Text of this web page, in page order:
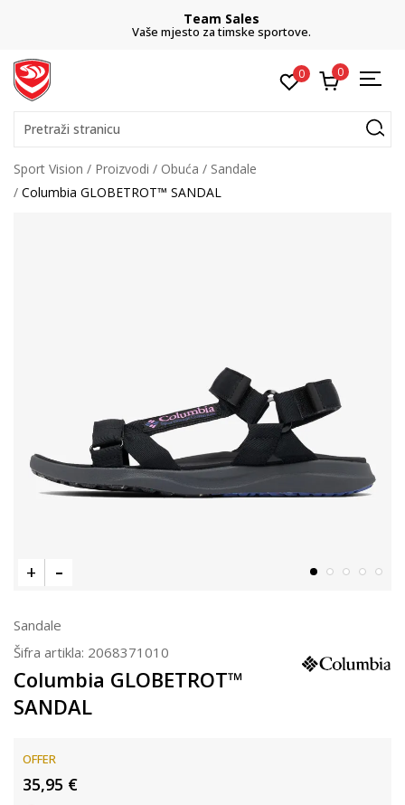
Team Sales
Vaše mjesto za timske sportove.
0 0
Pretraži stranicu
Sport Vision Proizvodi Obuća
Sandale
Columbia GLOBETROT™ SANDAL
Sandale
Šifra artikla: 2068371010
Columbia GLOBETROT™
SANDAL
OFFER
35,95 €